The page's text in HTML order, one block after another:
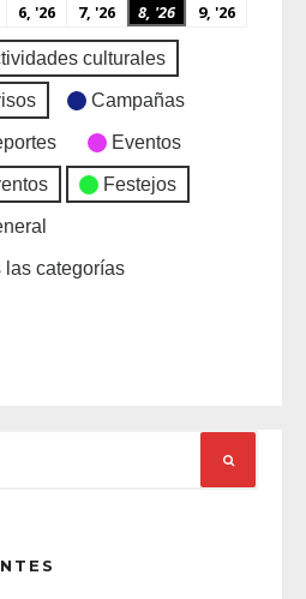
6, '26
7, '26
8, '26
9, '26
culturales
Campañas
Eventos
Festejos
las categorías